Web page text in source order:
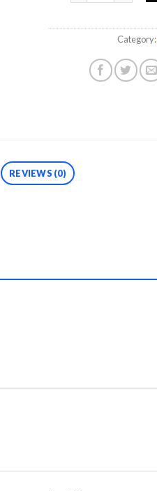
Category:
REVIEWS (0)